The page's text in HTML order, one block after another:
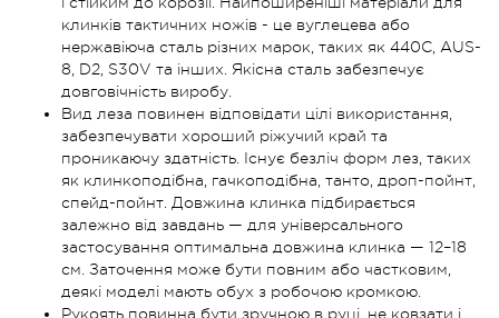
клинків тактичних ножів - це вуглецева або
нержавіюча сталь різних марок, таких як 440С, AUS-
8, D2, S30V та інших. Якісна сталь забезпечує
довговічність виробу.
Вид леза повинен відповідати цілі використання,
забезпечувати хороший ріжучий край та
проникаючу здатність. Існує безліч форм лез, таких
як клинкоподібна, гачкоподібна, танто, дроп-пойнт,
спейд-пойнт. Довжина клинка підбирається
залежно від завдань — для універсального
застосування оптимальна довжина клинка — 12–18
см. Заточення може бути повним або частковим,
деякі моделі мають обух з робочою кромкою.
Рукоять повинна бути зручною в руці, не ковзати і